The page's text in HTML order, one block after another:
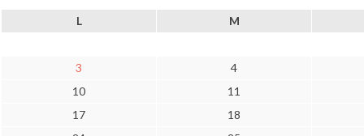
L M
3
4
10
11
17
18